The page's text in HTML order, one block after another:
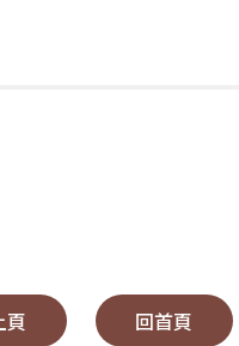
頁 回首頁